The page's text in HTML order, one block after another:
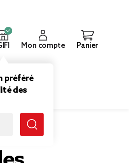
préféré
des
Mon compte Panier